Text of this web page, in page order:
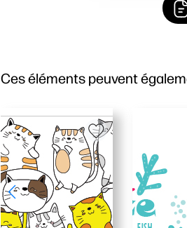
Ces éléments peuvent